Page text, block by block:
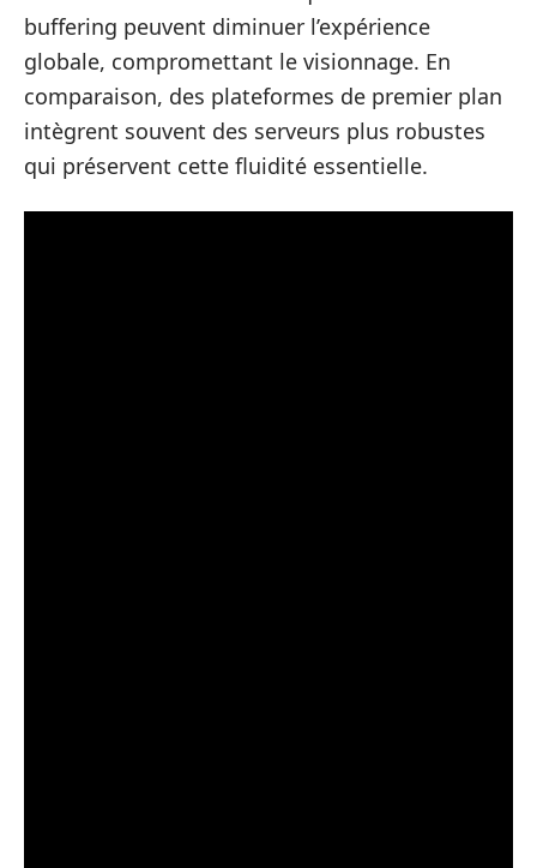
buffering peuvent diminuer l’expérience
globale, compromettant le visionnage. En
comparaison, des plateformes de premier plan
intègrent souvent des serveurs plus robustes
qui préservent cette fluidité essentielle.